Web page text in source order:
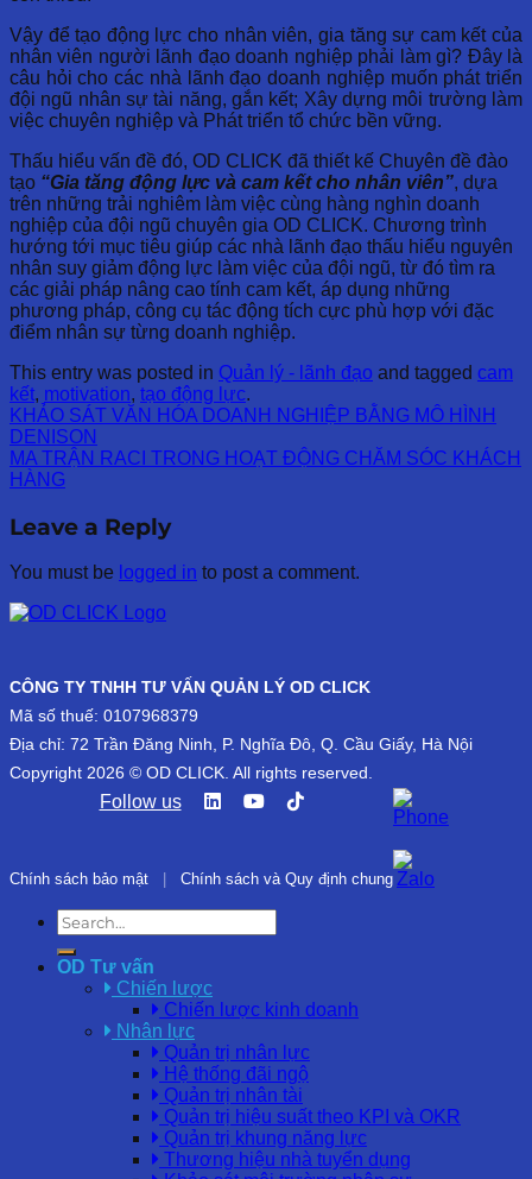
Vậy để tạo động lực cho nhân viên, gia tăng sự cam kết của
nhân viên người lãnh đạo doanh nghiệp phải làm gì? Đây là
câu hỏi cho các nhà lãnh đạo doanh nghiệp muốn phát triển
đội ngũ nhân sự tài năng, gắn kết; Xây dựng môi trường làm
việc chuyên nghiệp và Phát triển tổ chức bền vững.
Thấu hiểu vấn đề đó, OD CLICK đã thiết kế Chuyên đề đào
tạo “Gia tăng động lực và cam kết cho nhân viên”, dựa
trên những trải nghiêm làm việc cùng hàng nghìn doanh
nghiệp của đội ngũ chuyên gia OD CLICK. Chương trình
hướng tới mục tiêu giúp các nhà lãnh đạo thấu hiểu nguyên
nhân suy giảm động lực làm việc của đội ngũ, từ đó tìm ra
các giải pháp nâng cao tính cam kết, áp dụng những
phương pháp, công cụ tác động tích cực phù hợp với đặc
điểm nhân sự từng doanh nghiệp.
This entry was posted in Quản lý - lãnh đạo and tagged cam
kết, motivation, tạo động lực.
KHẢO SÁT VĂN HÓA DOANH NGHIỆP BẰNG MÔ HÌNH
DENISON
MA TRẬN RACI TRONG HOẠT ĐỘNG CHĂM SÓC KHÁCH
HÀNG
Leave a Reply
You must be logged in to post a comment.
CÔNG TY TNHH TƯ VẤN QUẢN LÝ OD CLICK
Mã số thuế: 0107968379
Địa chỉ: 72 Trần Đăng Ninh, P. Nghĩa Đô, Q. Cầu Giấy, Hà Nội
Copyright 2026 © OD CLICK. All rights reserved.
Follow us
Chính sách bảo mật Chính sách và Quy định chung
OD Tư vấn
Chiến lược
Chiến lược kinh doanh
Nhân lực
Quản trị nhân lực
Hệ thống đãi ngộ
Quản trị nhân tài
Quản trị hiệu suất theo KPI và OKR
Quản trị khung năng lực
Thương hiệu nhà tuyển dụng